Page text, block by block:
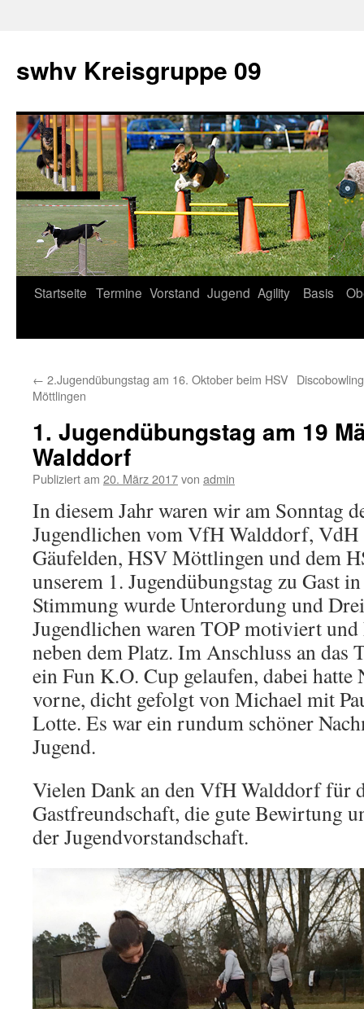
swhv Kreisgruppe 09
Startseite Termine Vorstand Jugend Agility Basis
← 2.Jugendübungstag am 16. Oktober beim HSV
Möttlingen
1. Jugendübungstag am 19
Walddorf
Publiziert am 20. März 2017von admin
In diesem Jahr waren wir am Sonntag
Jugendlichen vom VfH Walddorf,
Gäufelden, HSV Möttlingen und dem
unserem 1. Jugendübungstag zu Gast
Stimmung wurde Unterordung und
Jugendlichen waren TOP motiviert und
neben dem Platz. Im Anschluss an das
ein Fun K.O. Cup gelaufen, dabei hatte
vorne, dicht gefolgt von Michael mit
Lotte. Es war ein rundum schöner
Jugend.
Vielen Dank an den VfH Walddorf für
Gastfreundschaft, die gute Bewirtung
der Jugendvorstandschaft.